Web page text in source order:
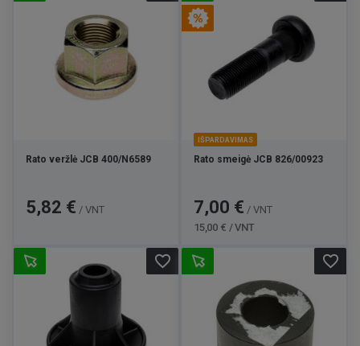
Rato veržlė JCB 400/N6589
Kaina
5,82 € / VNT
IŠPARDAVIMAS
Rato smeigė JCB 826/00923
Kaina
7,00 € / VNT
15,00 € / VNT
favorite_border favorite_border